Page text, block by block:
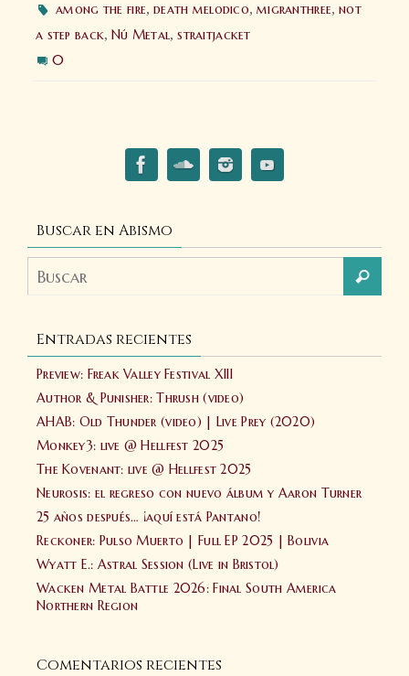
among the fire,death melodico,migranthree,not
a step back,Nú Metal,straitjacket
0
Buscar en Abismo
Entradas recientes
Preview: Freak Valley Festival XIII
Author & Punisher: Thrush (video)
AHAB: Old Thunder (video) | Live Prey (2020)
Monkey3: live @ Hellfest 2025
The Kovenant: live @ Hellfest 2025
Neurosis: el regreso con nuevo álbum y Aaron Turner
25 años después… ¡aquí está Pantano!
Reckoner: Pulso Muerto | Full EP 2025 | Bolivia
Wyatt E.: Astral Session (Live in Bristol)
Wacken Metal Battle 2026: Final South America
Northern Region
Comentarios recientes